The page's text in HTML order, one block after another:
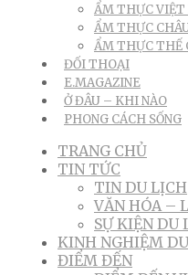
ẨM THỰC VIỆT
ẨM THỰC
ẨM THỰC THẾ
ĐỐI THOẠI
E.MAGAZINE
Ở ĐÂU – KHI NÀO
PHONG CÁCH SỐNG
TRANG CHỦ
TIN TỨC
TIN DU LỊCH
VĂN HÓA –
SỰ KIỆN DU
KINH NGHIỆM
ĐIỂM ĐẾN